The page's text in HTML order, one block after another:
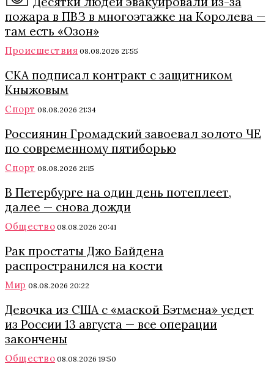
пожара в ПВЗ в многоэтажке на Королева —
там есть «Озон»
Происшествия 08.08.2026 21:55
СКА подписал контракт с защитником
Кныжовым
Спорт 08.08.2026 21:34
Россиянин Громадский завоевал золото ЧЕ
по современному пятиборью
Спорт 08.08.2026 21:15
В Петербурге на один день потеплеет,
далее — снова дожди
Общество 08.08.2026 20:41
Рак простаты Джо Байдена
распространился на кости
Мир 08.08.2026 20:22
Девочка из США с «маской Бэтмена» уедет
из России 13 августа — все операции
закончены
Общество 08.08.2026 19:50